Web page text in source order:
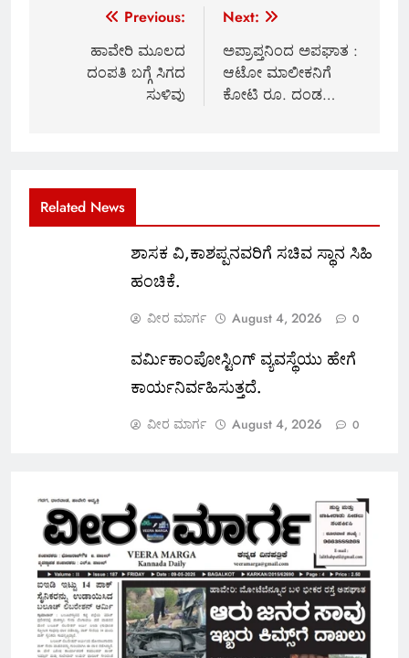
navigation
Previous:
ಹಾವೇರಿ ಮೂಲದ
ದಂಪತಿ ಬಗ್ಗೆ ಸಿಗದ
ಸುಳಿವು
Next:
ಅಪ್ರಾಪ್ತನಿಂದ ಅಪಘಾತ :
ಆಟೋ ಮಾಲೀಕನಿಗೆ
ಕೋಟಿ ರೂ. ದಂಡ…
Related News
ಶಾಸಕ ವಿ,ಕಾಶಪ್ಪನವರಿಗೆ ಸಚಿವ ಸ್ಥಾನ ಸಿಹಿ
ಹಂಚಿಕೆ.
ವೀರ ಮಾರ್ಗ August 4, 2026 0
ವರ್ಮಿಕಾಂಪೋಸ್ಟಿಂಗ್ ವ್ಯವಸ್ಥೆಯು ಹೇಗೆ
ಕಾರ್ಯನಿರ್ವಹಿಸುತ್ತದೆ.
ವೀರ ಮಾರ್ಗ August 4, 2026 0